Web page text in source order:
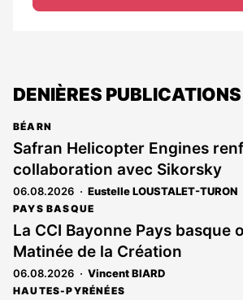
DENIÈRES PUBLICATIONS
BÉARN
Safran Helicopter Engines
collaboration avec Sikorsky
06.08.2026 Eustelle LOUSTALET-TURON
PAYS BASQUE
La CCI Bayonne Pays basque
Matinée de la Création
06.08.2026 Vincent BIARD
HAUTES-PYRÉNÉES